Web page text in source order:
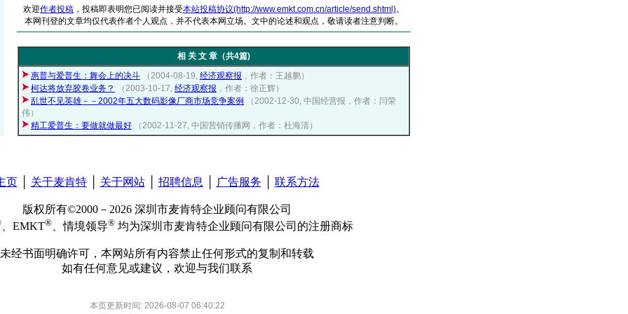
欢迎作者投稿 ，投稿即表明您已阅读并接受本站投稿协议(http://www.emkt.com.cn/article/send.shtml)。
本网刊登的文章均仅代表作者个人观点，并不代表本网立场。文中的论述和观点，敬请读者注意判断。
相 关 文 章（共4篇)
惠普与爱普生：舞会上的决斗
（2004-08-19, 经济观察报 ，作者：王越鹏）
柯达将放弃胶卷业务？
（2003-10-17, 经济观察报 ，作者：徐正辉）
乱世不见英雄－－2002年五大数码影像厂商市场竞争案例
（2002-12-30, 中国经营报，作者：闫荣
伟）
精工爱普生：要做就做最好
（2002-11-27, 中国营销传播网，作者：杜海清）
页│ 关于麦肯特│ 关于网站│ 招聘信息 广告服务 联系方法
版权所有©2000－2026 深圳市麦肯特企业顾问有限公司
、EMKT® 、情境领导® 均为深圳市麦肯特企业顾问有限公司的注册商标
未经书面明确许可，本网站所有内容禁止任何形式的复制和转载
如有任何意见或建议，欢迎与我们联系
本页更新时间: 2026-08-07 06:40:22